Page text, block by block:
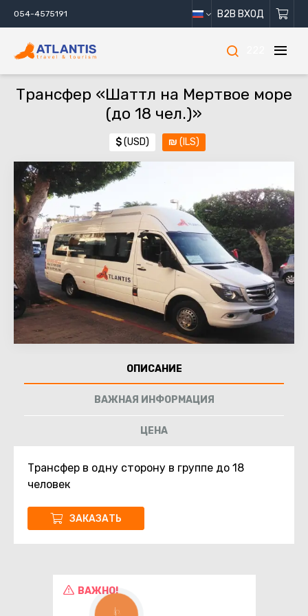
054-4575191 B2B ВХОД
Трансфер «Шаттл на Мертвое море
(до 18 чел.)»
$(USD) ₪ (ILS)
ОПИСАНИЕ
ВАЖНАЯ ИНФОРМАЦИЯ
ЦЕНА
Трансфер в одну сторону в группе до 18
человек
ЗАКАЗАТЬ
ВАЖНО!
КНОПКА